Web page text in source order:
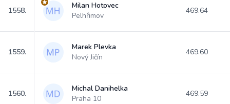
1558.
Milan Hotovec
Pelhřimov
469.64
1559.
Marek Plevka
Nový Jičín
469.60
1560.
Michal Danihelka
Praha 10
469.59